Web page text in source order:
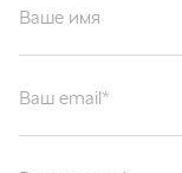
Ваше имя